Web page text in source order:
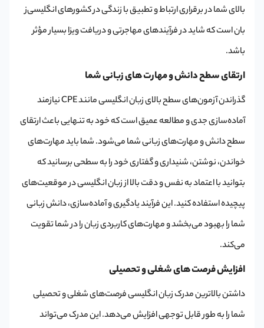
بالای شما در برقراری ارتباط و تطبیق با زندگی در کشورهای انگلیسی‌ز
بان است که شاید در فرآیندهای مهاجرتی و دریافت ویزا بسیار مؤثر
باشد.
ارتقای سطح دانش و مهارت های زبانی شما
گذراندن آزمون‌های سطح بالای زبان انگلیسی مانند CPE نیازمند
آماده‌سازی جدی و مطالعه عمیق است که خود به تنهایی باعث ارتقای
سطح دانش و مهارت‌های زبانی شما می‌شود. شما باید مهارت‌های
خواندن، نوشتن، شنیداری و گفتاری خود را به سطحی برسانید که
بتوانید با اعتماد به نفس و دقت بالا از زبان انگلیسی در موقعیت‌های
پیچیده استفاده کنید. این فرآیند یادگیری و آماده‌سازی، دانش زبانی
شما را بهبود می‌بخشد و مهارت‌های کاربردی زبان را در شما تقویت
می‌کند.
افزایش فرصت های شغلی و تحصیلی
داشتن بالاترین مدرک زبان انگلیسی فرصت‌های شغلی و تحصیلی
شما را به طور قابل توجهی افزایش می‌دهد. این مدرک می‌تواند